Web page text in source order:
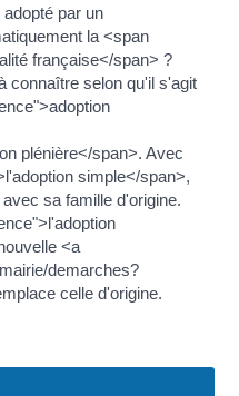
par un
la <span
française</span> ?
connaître selon qu'il s'agit
plénière</span>. Avec
simple</span>,
sa famille d'origine.
<a
demarches?
celle d'origine.